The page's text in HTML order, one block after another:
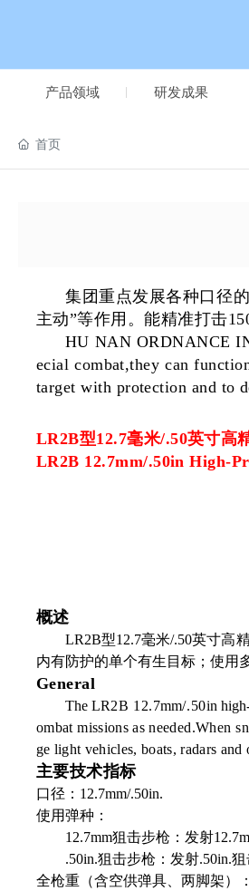
产品领域 研发成果
首页
集团重点发展各种口径
主动”等作用。能精准打击
HU NAN ORDNANCE
ecial combat,they can
target with protection and to
LR2B型12.7毫米/.50英寸高
LR2B 12.7mm/.50in High-
概述
LR2B型12.7毫米/.50英寸高
内有防护的单个有生目标；使用
General
The LR2B 12.7mm/.50in high
ombat missions as needed.When
ge light vehicles, boats, radars and
主要技术指标
口径：12.7mm/.50in.
使用弹种：
12.7mm狙击步枪：发射
.50in.狙击步枪：发射.50in.
全枪重（含空供弹具、两脚架）